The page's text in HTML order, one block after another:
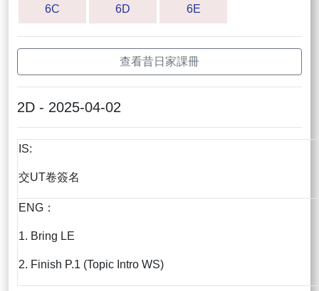
6C 6D 6E
查看昔日家課冊
2D - 2025-04-02
IS:
交UT卷簽名
ENG：
1. Bring LE
2. Finish P.1 (Topic Intro WS)